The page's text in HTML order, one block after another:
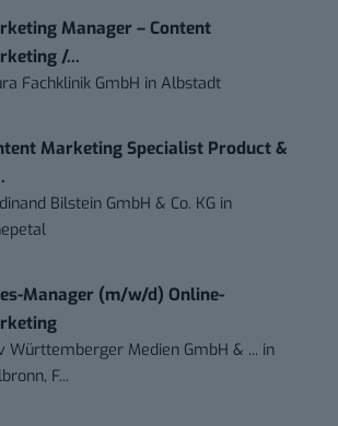
Manager – Content
/...
Fachklinik GmbH inAlbstadt
Marketing Specialist Product &
Bilstein GmbH & Co. KG in
Manager (m/w/d) Online-
Württemberger Medien GmbH & ... in
F...